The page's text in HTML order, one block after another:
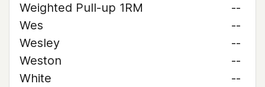
Weighted Pull-up 1RM
--
Wes
--
Wesley
--
Weston
--
White
--